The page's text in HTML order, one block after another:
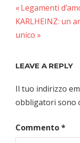
articoli
Previous
Post:
Legamenti
Next
Post:
KARLHEINZ: un
unico
LEAVE A REPLY
Il tuo indirizzo
obbligatori sono
Commento*